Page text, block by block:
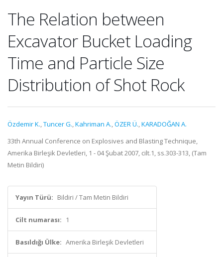
The Relation between
Excavator Bucket Loading
Time and Particle Size
Distribution of Shot Rock
Özdemir K.,Tuncer G.,Kahriman A.,ÖZER Ü.,KARADOĞAN A.
33th Annual Conference on Explosives and Blasting Technique,
Amerika Birleşik Devletleri, 1 - 04 Şubat 2007, cilt.1, ss.303-313, (Tam
Metin Bildiri)
Yayın Türü: Bildiri / Tam Metin Bildiri
Cilt numarası: 1
Basıldığı Ülke: Amerika Birleşik Devletleri